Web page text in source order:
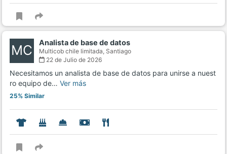
MC Analista de base de datos
Multicob chile limitada, Santiago
22 de Julio de 2026
Necesitamos un analista de base de datos para unirse a nuest
ro equipo de… Ver más
25% Similar